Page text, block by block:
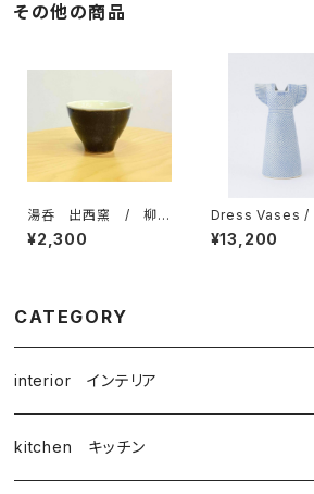
その他の商品
湯呑 出西窯 / 柳
宗理ディレクション出西
窯シリーズ
¥2,300
Dress Vases /
ドレス （スカイブ
Lisa Larson
¥13,200
CATEGORY
interior インテリア
kitchen キッチン